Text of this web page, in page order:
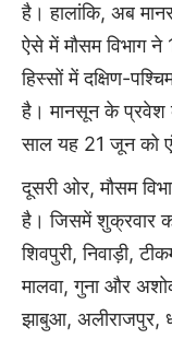
है। हालांकि, अब
ऐसे में मौसम विभाग
हिस्सों में दक्षिण-
है। मानसून के प्रवेश
साल यह 21 जून को
दूसरी ओर, मौसम
है। जिसमें शुक्रवार को
शिवपुरी, निवाड़ी,
मालवा, गुना और
झाबुआ, अलीराजपुर,